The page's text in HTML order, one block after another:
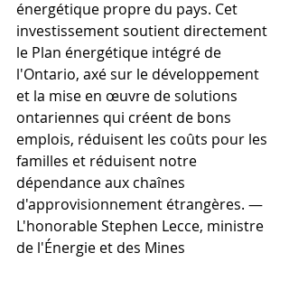
énergétique propre du pays. Cet
investissement soutient directement
le Plan énergétique intégré de
l'Ontario, axé sur le développement
et la mise en œuvre de solutions
ontariennes qui créent de bons
emplois, réduisent les coûts pour les
familles et réduisent notre
dépendance aux chaînes
d'approvisionnement étrangères. —
L'honorable Stephen Lecce, ministre
de l'Énergie et des Mines